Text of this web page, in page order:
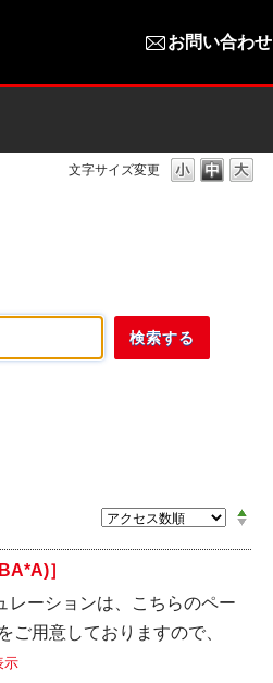
お問い合わせ
文字サイズ変更
］
レーションは、こちらのペー
ご用意しておりますので、
示